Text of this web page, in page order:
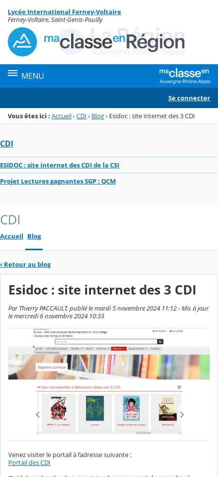
Menu de la rubrique
Contenu
Lycée International Ferney-Voltaire
Ferney-Voltaire, Saint-Genis-Pouilly
MENU
Se connecter
Vous êtes ici : Accueil›CDI › Blog› Esidoc : site internet des 3 CDI
CDI
ESIDOC : site internet des CDI de la CSI
Projet Lectures gagnantes SGP : QCM
CDI
Accueil Blog
‹ Retour au blog
Esidoc : site internet des 3 CDI
Par Thierry PACCAULT, publié le mardi 5 novembre 2024 11:12 - Mis à jour
le mercredi 6 novembre 2024 10:33
Venez visiter le portail à l’adresse suivante :
Portail des CDI